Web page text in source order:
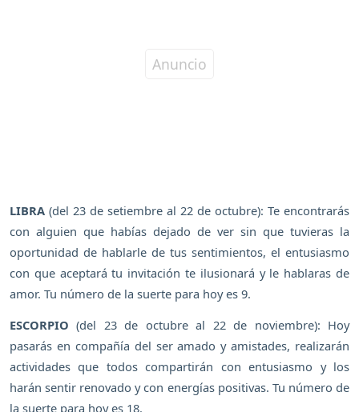
LIBRA (del 23 de setiembre al 22 de octubre): Te encontrarás
con alguien que habías dejado de ver sin que tuvieras la
oportunidad de hablarle de tus sentimientos, el entusiasmo
con que aceptará tu invitación te ilusionará y le hablaras de
amor. Tu número de la suerte para hoy es 9.
ESCORPIO (del 23 de octubre al 22 de noviembre): Hoy
pasarás en compañía del ser amado y amistades, realizarán
actividades que todos compartirán con entusiasmo y los
harán sentir renovado y con energías positivas. Tu número de
la suerte para hoy es 18.